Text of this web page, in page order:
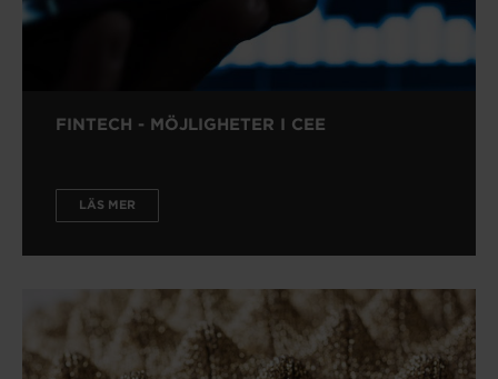
FINTECH - MÖJLIGHETER I CEE
LÄS MER